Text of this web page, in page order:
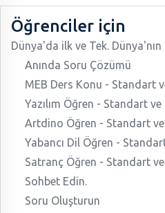
Öğrenciler için
Dünya'da ilk ve Tek.
Anında Soru Çözümü
MEB Ders Konu - Standart
Yazılım Öğren - Standart
Artdino Öğren - Standart
Yabancı Dil Öğren -
Satranç Öğren - Standart
Sohbet Edin.
Soru Oluşturun